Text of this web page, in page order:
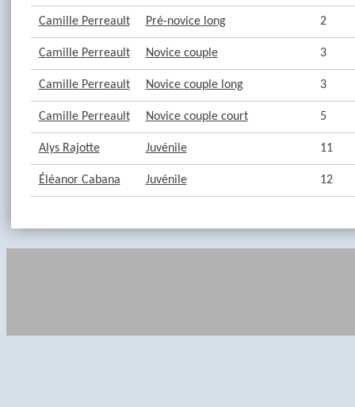
Camille Perreault Pré-novice long 2
Camille Perreault Novice couple 3
Camille Perreault Novice couple long 3
Camille Perreault Novice couple court 5
Alys Rajotte Juvénile 11
Éléanor Cabana Juvénile 12